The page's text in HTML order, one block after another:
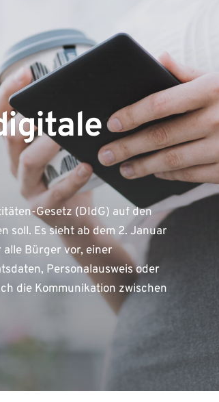
Gesetz (DIdG) auf den
soll. Es sieht ab dem 2. Januar
Bürger vor, einer
Personalausweis oder
die Kommunikation zwischen